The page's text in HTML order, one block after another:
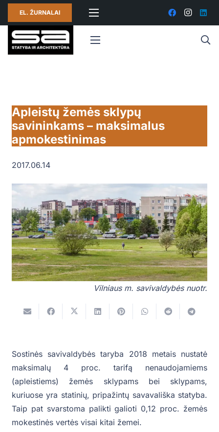
EL. ŽURNALAI
Apleistų žemės sklypų
savininkams – maksimalus
apmokestinimas
2017.06.14
Vilniaus m. savivaldybės nuotr.
Sostinės savivaldybės taryba 2018 metais nustatė
maksimalų 4 proc. tarifą nenaudojamiems
(apleistiems) žemės sklypams bei sklypams,
kuriuose yra statinių, pripažintų savavališka statyba.
Taip pat svarstoma palikti galioti 0,12 proc. žemės
mokestinės vertės visai kitai žemei.